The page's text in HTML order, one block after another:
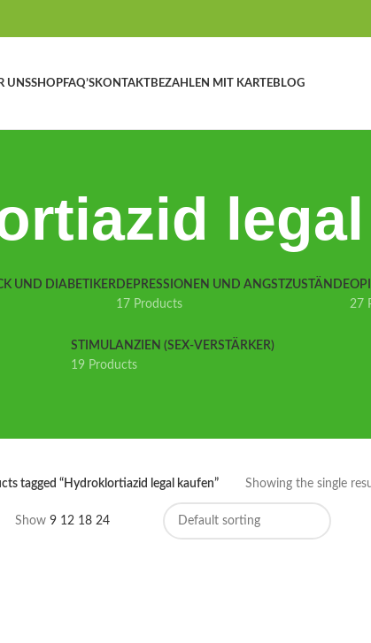
UNSSHOPFAQ’SKONTAKTBEZAHLEN MIT KARTEBLOG
UND DIABETIKER DEPRESSIONEN UND ANGSTZUSTÄNDE
17 Products
27
STIMULANZIEN (SEX-VERSTÄRKER)
19 Products
tagged “Hydroklortiazid legal kaufen” Showing the single
Show 9 12 18 24